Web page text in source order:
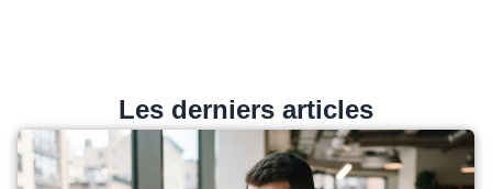
Les derniers articles